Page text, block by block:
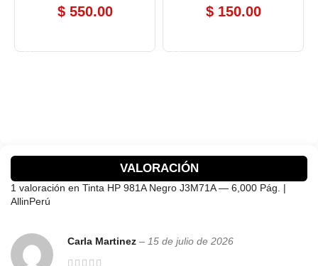
$550.00 $150.00
VALORACIÓN
1 valoración en Tinta HP 981A Negro J3M71A — 6,000 Pág. |
AllinPerú
Carla Martinez – 15 de julio de 2026